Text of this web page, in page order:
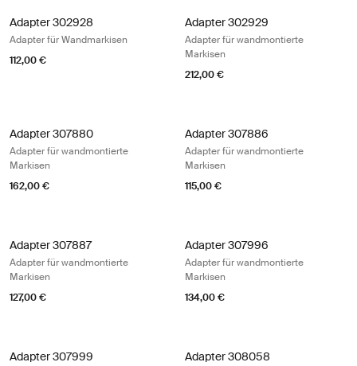
Adapter 302928
Adapter für Wandmarkisen
112,00 €
Adapter 302929
Adapter für wandmontierte
Markisen
212,00 €
Adapter 307880
Adapter für wandmontierte
Markisen
162,00 €
Adapter 307886
Adapter für wandmontierte
Markisen
115,00 €
Adapter 307887
Adapter für wandmontierte
Markisen
127,00 €
Adapter 307996
Adapter für wandmontierte
Markisen
134,00 €
Adapter 307999 Adapter 308058